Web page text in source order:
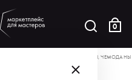
0
СУМКИ, КОСМЕТИЧКИ, ЧЕМОДАНЫ